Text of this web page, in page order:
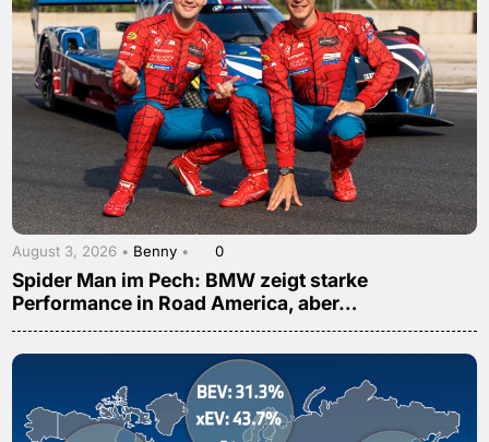
August 3, 2026 • Benny • 0
Spider Man im Pech: BMW zeigt starke
Performance in Road America, aber…